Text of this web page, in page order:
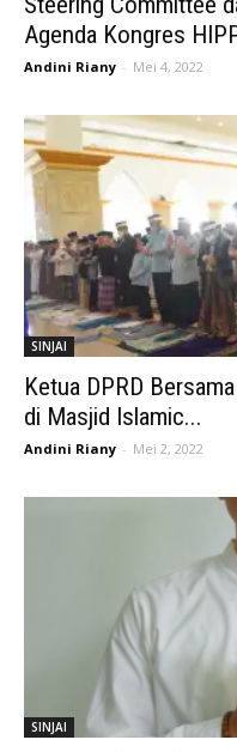
Agenda Kongres
Andini Riany - Mei 4, 2022
SINJAI
Ketua DPRD
di Masjid Islamic...
Andini Riany - Mei 2, 2022
SINJAI